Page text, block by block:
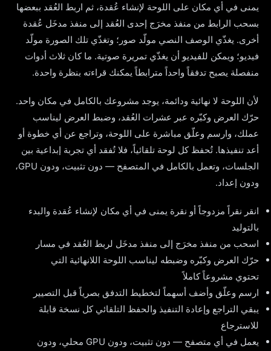
يمنى في أي مكان على اللوحة لإنشاء عُقدة، ثم اربط العُقد ببعضها
بسحب الرابط من منفذ مخرَج إحدى العُقد إلى منفذ مدخَل عُقدة
أخرى. يغذّي الوصف النصي مولّد صور؛ وتغذّي تلك الصورة مولّد
فيديو؛ ويمكن للفيديو أن يغذّي تمريرة صوتية. ما كان ثلاث أدوات
منفصلة يصبح تدفقاً واحداً مترابطاً يمكنك قراءته بنظرة واحدة.
لأن اللوحة لا نهائية ودائمة، يوجد مشروعك بالكامل في مكان واحد.
حرّك العرض وكبّره عبر عشرات العُقد، وضبط العرض ليناسب
عملك، وارسم وعلّق مباشرة على اللوحة، وتراجع عن أي خطوة أو
أعد تنفيذها. تُحفظ كل لوحة تلقائياً، فلا تُفقد أي تجربة إبداعية بين
الجلسات، وتعمل بالكامل في المتصفح — دون تثبيت، ودون GPU،
ودون إعداد.
انقر نقراً مزدوجاً أو نقرة يمنى في أي مكان لإنشاء عُقدة والبدء
بالتوليد
اسحب من منفذ مخرَج إلى منفذ مدخَل لربط العُقد في مسار
حرّك العرض وكبّره وضبطه ليناسب اللوحة اللانهائية التي
تحتوي مشروعاً كاملاً
ارسم وعلّق وأضف أسهماً لتخطيط التدفق بصرياً قبل التصيير
يبقي التراجع وإعادة التنفيذ والحفظ التلقائي كل نسخة قابلة
للاسترجاع
يعمل في أي متصفح — دون تثبيت، ودون GPU محلي، ودون